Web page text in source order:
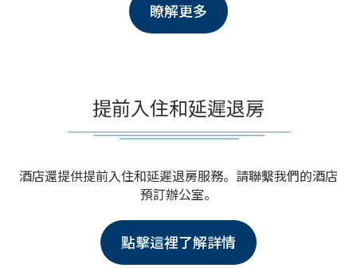
瞭解更多
提前入住和延遲退房
酒店還提供提前入住和延遲退房服務。 請聯繫我們的酒店
預訂辦公室。
點擊這裡了解詳情